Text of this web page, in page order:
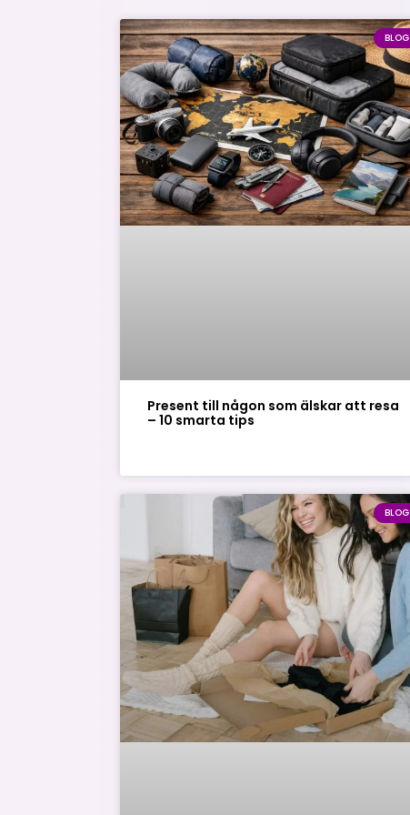
BLOG
Present till någon som älskar att resa
– 10 smarta tips
BLOG